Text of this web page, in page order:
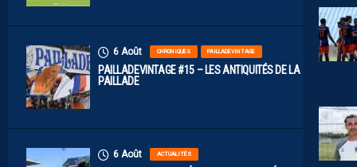
6 Août CHRONIQUES PAILLADEVINTAGE
PAILLADEVINTAGE #15 – LES ANTIQUITÉS DE LA
PAILLADE
6 Août ACTUALITÉS